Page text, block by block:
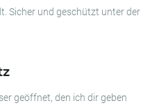
Sicher und geschützt unter der
geöffnet, den ich dir geben